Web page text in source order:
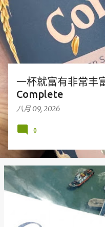
一杯就富有非常丰
Complete
八月 09, 2026
0